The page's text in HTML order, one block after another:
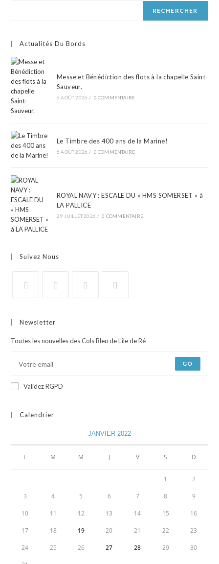
RECHERCHER
Actualités Du Bords
Messe et Bénédiction des flots à la chapelle Saint-
Sauveur.
6 AOÛT 2026 / 0 COMMENTAIRE
Le Timbre des 400 ans de la Marine!
6 AOÛT 2026 / 0 COMMENTAIRE
ROYAL NAVY : ESCALE DU « HMS SOMERSET » à
LA PALLICE
29 JUILLET 2026 / 0 COMMENTAIRE
Suivez Nous
Newsletter
Toutes les nouvelles des Cols Bleu de L'ile de Ré
GO
Validez RGPD
Calendrier
JANVIER 2022
L M M J V S D
1 2
3 4 5 6 7 8 9
10 11 12 13 14 15 16
17 18 19 20 21 22 23
24 25 26 27 28 29 30